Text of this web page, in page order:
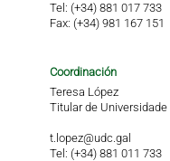
Tel: (+34) 881 017 733
Fax: (+34) 981 167 151
Coordinación
Teresa López
Titular de Universidade
t.lopez@udc.gal
Tel: (+34) 881 011 733